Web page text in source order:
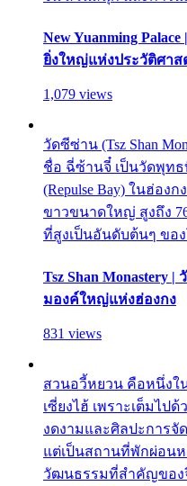
New Yuanming
ยิ่งใหญ่แห่งประวัติศา
1,079 views
วัดซีซ่าน (Tsz Shan
ชื่อ ฉี่ซ้านจี๋ เป็นวัดพุท
(Repulse Bay) ในฮ่อง
ขาวขนาดใหญ่ สูงถึง
ที่สูงเป็นอันดับต้นๆ ขอ
Tsz Shan Monastery
มองค์ใหญ่แห่งฮ่องกง
831 views
สวนอวี้หยวน คือหนึ่ง
เซี่ยงไฮ้ เพราะเต็มไ
งดงามและศิลปะการ
แต่เป็นสถานที่พักผ่อน
วัฒนธรรมที่สำคัญของ